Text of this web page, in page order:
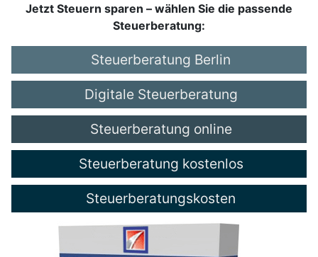
Jetzt Steuern sparen – wählen Sie die passende
Steuerberatung:
Steuerberatung Berlin
Digitale Steuerberatung
Steuerberatung online
Steuerberatung kostenlos
Steuerberatungskosten